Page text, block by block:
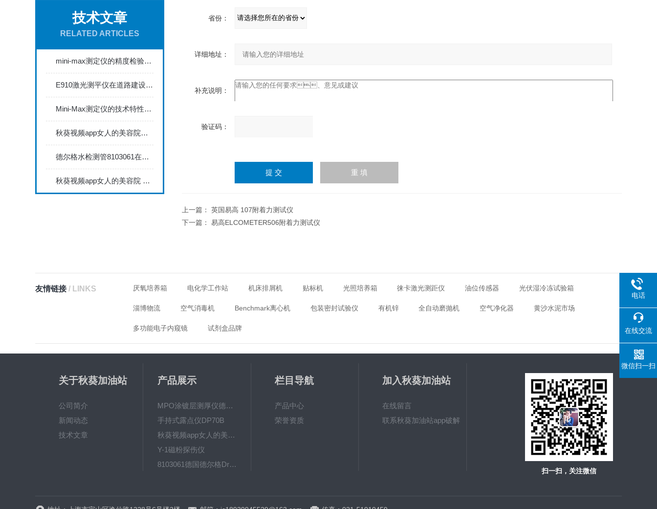
技术文章
RELATED ARTICLES
mini-max测定仪的精度检验与校准方法探讨
E910激光测平仪在道路建设中的关键作用
Mini-Max测定仪的技术特性与典型应用场景深度解读
秋葵视频app女人的美容院秋葵视频app下载安装735FN1.5正确的校准步骤
德尔格水检测管8103061在压缩空气质量检测中的应用
秋葵视频app女人的美容院 minitest2500配N02探头如何两点校准？
省份：
详细地址：
补充说明：
验证码：
入
计算结果（填写阿拉伯数
字），如：三加四=7
上一篇： 英国易高 107附着力测试仪
下一篇： 易高ELCOMETER506附着力测试仪
友情链接/ LINKS 厌氧培养箱 电化学工作站 机床排屑机 贴标机 光照培养箱 徕卡激光测距仪 油位传感器 光伏湿冷冻试验箱
淄博物流 空气消毒机 Benchmark离心机 包装密封试验仪 有机锌 全自动磨抛机 空气净化器 黄沙水泥市场
多功能电子内窥镜 试剂盒品牌
关于秋葵加油站
公司简介
新闻动态
技术文章
产品展示
MPO涂镀层测厚仪德国菲希尔FISCHER
手持式露点仪DP70B
秋葵视频app女人的美容院 600BF秋葵视频app下载安装
Y-1磁粉探伤仪
8103061德国德尔格Dräger检测管
栏目导航
产品中心
荣誉资质
加入秋葵加油站
在线留言
联系秋葵加油站app破解
扫一扫，关注微信
电话
在线交流
微信扫一扫